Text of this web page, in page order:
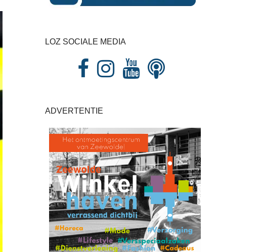
LOZ SOCIALE MEDIA
ADVERTENTIE